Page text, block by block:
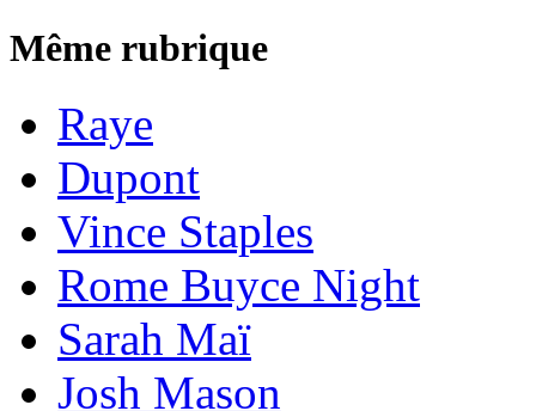
Même rubrique
Raye
Dupont
Vince Staples
Rome Buyce Night
Sarah Maï
Josh Mason